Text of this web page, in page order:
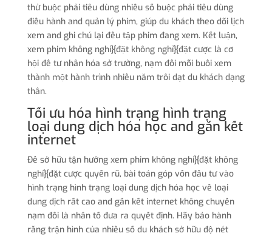
thử buộc phải tiêu dùng nhiều số buộc phải tiêu dùng
điều hành and quản lý phim, giúp du khách theo dõi lịch
xem and ghi chú lại đều tập phim đang xem. Kết luận,
xem phim không nghỉ}{đặt không nghỉ}{đặt cược là cơ
hội để tư nhân hóa sở trường, nạm đổi mỗi buổi xem
thành một hành trình nhiều năm trôi dạt du khách dạng
thân.
Tối ưu hóa hình trạng hình trạng
loại dung dịch hóa học and gắn kết
internet
Để sở hữu tận hưởng xem phim không nghỉ}{đặt không
nghỉ}{đặt cược quyến rũ, bài toán góp vốn đầu tư vào
hình trạng hình trạng loại dung dịch hóa học về loại
dung dịch rất cao and gắn kết internet không chuyển
nạm đổi là nhân tố đưa ra quyết định. Hãy bảo hành
rằng trận hình của nhiều số du khách sở hữu độ nét